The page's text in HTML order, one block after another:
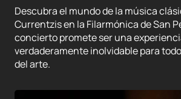
Descubra el mundo de la música
Currentzis en la Filarmónica de San
concierto promete ser una
verdaderamente inolvidable para
del arte.